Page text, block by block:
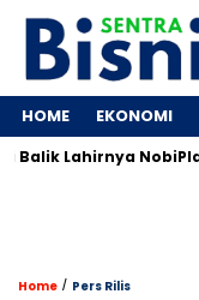
HOME EKONOMI
Lahirnya NobiPlay
Home / Pers Rilis